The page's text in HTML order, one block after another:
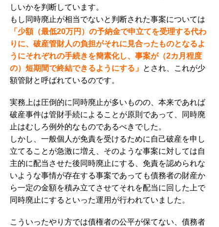
しいかを判断しています。
もし同時廃止が相当でないと判断された事案については
「少額（最低20万円）の予納金で申立てを受理する代わ
りに、破産管財人の負担がそれに見合ったものとなるよ
うにそれぞれの手続きを簡素化し、事案が（2カ月程度
の）短期間で終結できるようにする」 とされ、これが少
額管財と呼ばれているのです。
実務上は圧倒的に同時廃止が多いものの、本来であれば
破産事件は管財手続によることが原則であって、同時廃
止はむしろ例外的なものであるべきでした。
しかし、一般個人が免責を受けるために自己破産を申し
立てることが急激に増え、そのような事案に対しては自
主的に配当させた後同時廃止にする、免責を認められな
いような事情が存在する事案であっても債務者の財産か
ら一定の金額を積み立てさせてそれを配当に回した上で
同時廃止にするといった運用が行われていました。
こういったやり方では債権者の公平が保てない、債務者